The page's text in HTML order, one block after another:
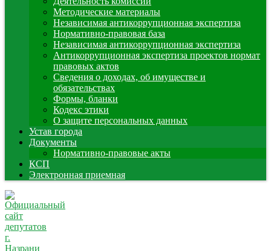
Методические материалы
Независимая антикоррупционная экспертиза
Нормативно-правовая база
Независимая антикоррупционная экспертиза
Антикоррупционная экспертиза проектов нормат
правовых актов
Сведения о доходах, об имуществе и
обязательствах
Формы, бланки
Кодекс этики
О защите персональных данных
Устав города
Документы
Нормативно-правовые акты
КСП
Электронная приемная